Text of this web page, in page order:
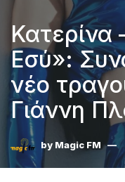
Κατερίνα
Εσύ»:
νέο
Γιάννη
by Magic FM